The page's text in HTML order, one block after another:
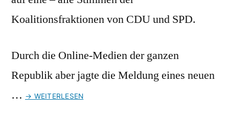
Koalitionsfraktionen von CDU und SPD.
Durch die Online-Medien der ganzen
Republik aber jagte die Meldung eines neuen
… → WEITERLESEN